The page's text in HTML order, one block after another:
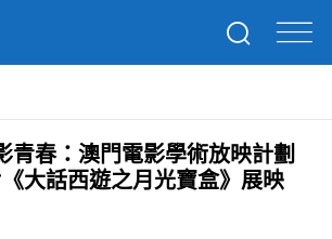
青春：澳門電影學術放映計劃
大話西遊之月光寶盒》展映